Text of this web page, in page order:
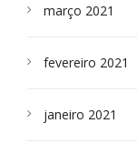
março 2021
fevereiro 2021
janeiro 2021